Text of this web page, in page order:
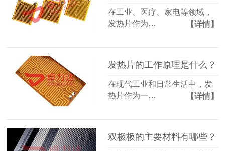
在工业、医疗、家电等领域，
发热片作为…
【详情】
发热片的工作原理是什么？
在现代工业和日常生活中，发
热片作为一…
【详情】
双极板的主要材料有哪些？